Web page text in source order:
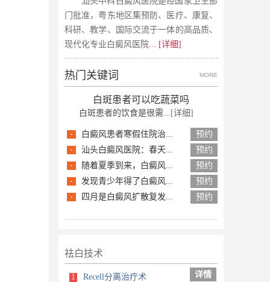
门批准，粤东地区集预防、医疗、康复、
科研、教学、国际交流于一体的高品质、
现代化专业白癜风医院... [详细]
热门关键词 MORE
白斑患者可以吃蔬菜吗
白斑患者的饮食是很需... [详细]
· 白癜风患者寒假住院治... 预约
· 汕头白癜风医院：春天... 预约
· 随着夏季到来，白癜风... 预约
· 发现青少年得了白癜风... 预约
· 四月是白癜风扩散复发... 预约
祛白技术
1 Recell分离治疗术 详情